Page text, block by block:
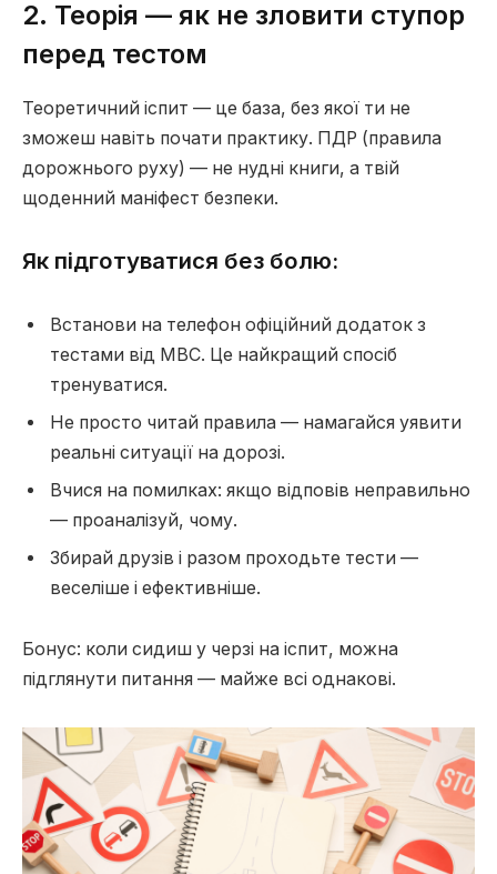
2. Теорія — як не зловити ступор
перед тестом
Теоретичний іспит — це база, без якої ти не
зможеш навіть почати практику. ПДР (правила
дорожнього руху) — не нудні книги, а твій
щоденний маніфест безпеки.
Як підготуватися без болю:
Встанови на телефон офіційний додаток з
тестами від МВС. Це найкращий спосіб
тренуватися.
Не просто читай правила — намагайся уявити
реальні ситуації на дорозі.
Вчися на помилках: якщо відповів неправильно
— проаналізуй, чому.
Збирай друзів і разом проходьте тести —
веселіше і ефективніше.
Бонус: коли сидиш у черзі на іспит, можна
підглянути питання — майже всі однакові.